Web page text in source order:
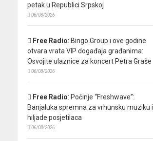
petak u Republici Srpskoj
06/08/2026
Free Radio: Bingo Group i ove godine
otvara vrata VIP događaja građanima:
Osvojite ulaznice za koncert Petra Graše
06/08/2026
Free Radio: Počinje “Freshwave”:
Banjaluka spremna za vrhunsku muziku i
hiljade posjetilaca
06/08/2026